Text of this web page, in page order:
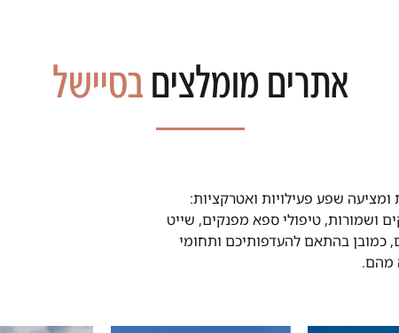
אתרים מומלצים בסיישל
שפע פעילויות ואטרקציות:
ושמורות, טיפולי ספא מפנקים, שייט
כמובן בהתאם להעדפותיכם ותחומי
מהם.